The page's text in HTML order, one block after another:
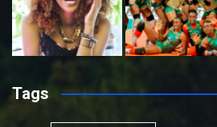
Tags